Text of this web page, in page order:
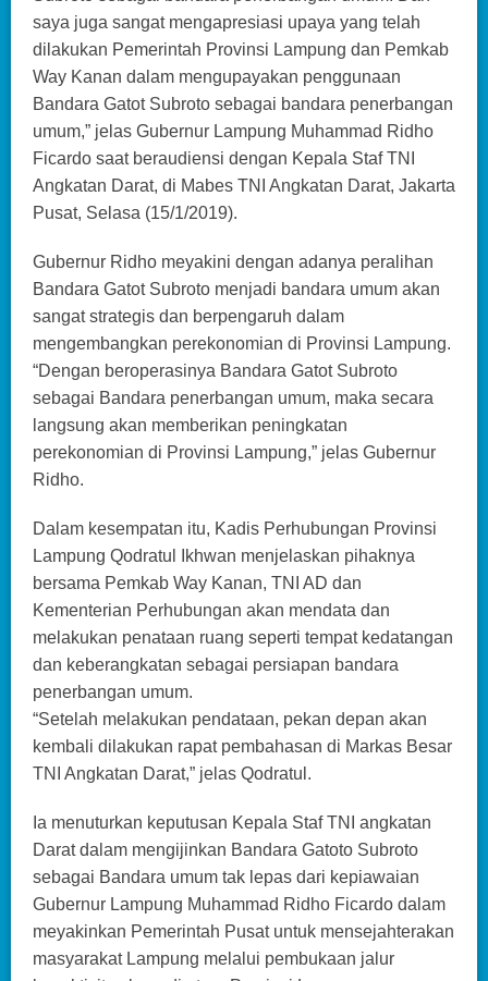
saya juga sangat mengapresiasi upaya yang telah
dilakukan Pemerintah Provinsi Lampung dan Pemkab
Way Kanan dalam mengupayakan penggunaan
Bandara Gatot Subroto sebagai bandara penerbangan
umum,” jelas Gubernur Lampung Muhammad Ridho
Ficardo saat beraudiensi dengan Kepala Staf TNI
Angkatan Darat, di Mabes TNI Angkatan Darat, Jakarta
Pusat, Selasa (15/1/2019).
Gubernur Ridho meyakini dengan adanya peralihan
Bandara Gatot Subroto menjadi bandara umum akan
sangat strategis dan berpengaruh dalam
mengembangkan perekonomian di Provinsi Lampung.
“Dengan beroperasinya Bandara Gatot Subroto
sebagai Bandara penerbangan umum, maka secara
langsung akan memberikan peningkatan
perekonomian di Provinsi Lampung,” jelas Gubernur
Ridho.
Dalam kesempatan itu, Kadis Perhubungan Provinsi
Lampung Qodratul Ikhwan menjelaskan pihaknya
bersama Pemkab Way Kanan, TNI AD dan
Kementerian Perhubungan akan mendata dan
melakukan penataan ruang seperti tempat kedatangan
dan keberangkatan sebagai persiapan bandara
penerbangan umum.
“Setelah melakukan pendataan, pekan depan akan
kembali dilakukan rapat pembahasan di Markas Besar
TNI Angkatan Darat,” jelas Qodratul.
Ia menuturkan keputusan Kepala Staf TNI angkatan
Darat dalam mengijinkan Bandara Gatoto Subroto
sebagai Bandara umum tak lepas dari kepiawaian
Gubernur Lampung Muhammad Ridho Ficardo dalam
meyakinkan Pemerintah Pusat untuk mensejahterakan
masyarakat Lampung melalui pembukaan jalur